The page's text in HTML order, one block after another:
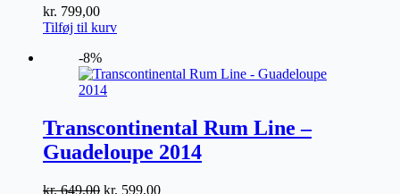
kr. 799,00
Tilføj til kurv
-8%
Transcontinental Rum Line –
Guadeloupe 2014
kr.649,00 Den
kr. 599,00Den